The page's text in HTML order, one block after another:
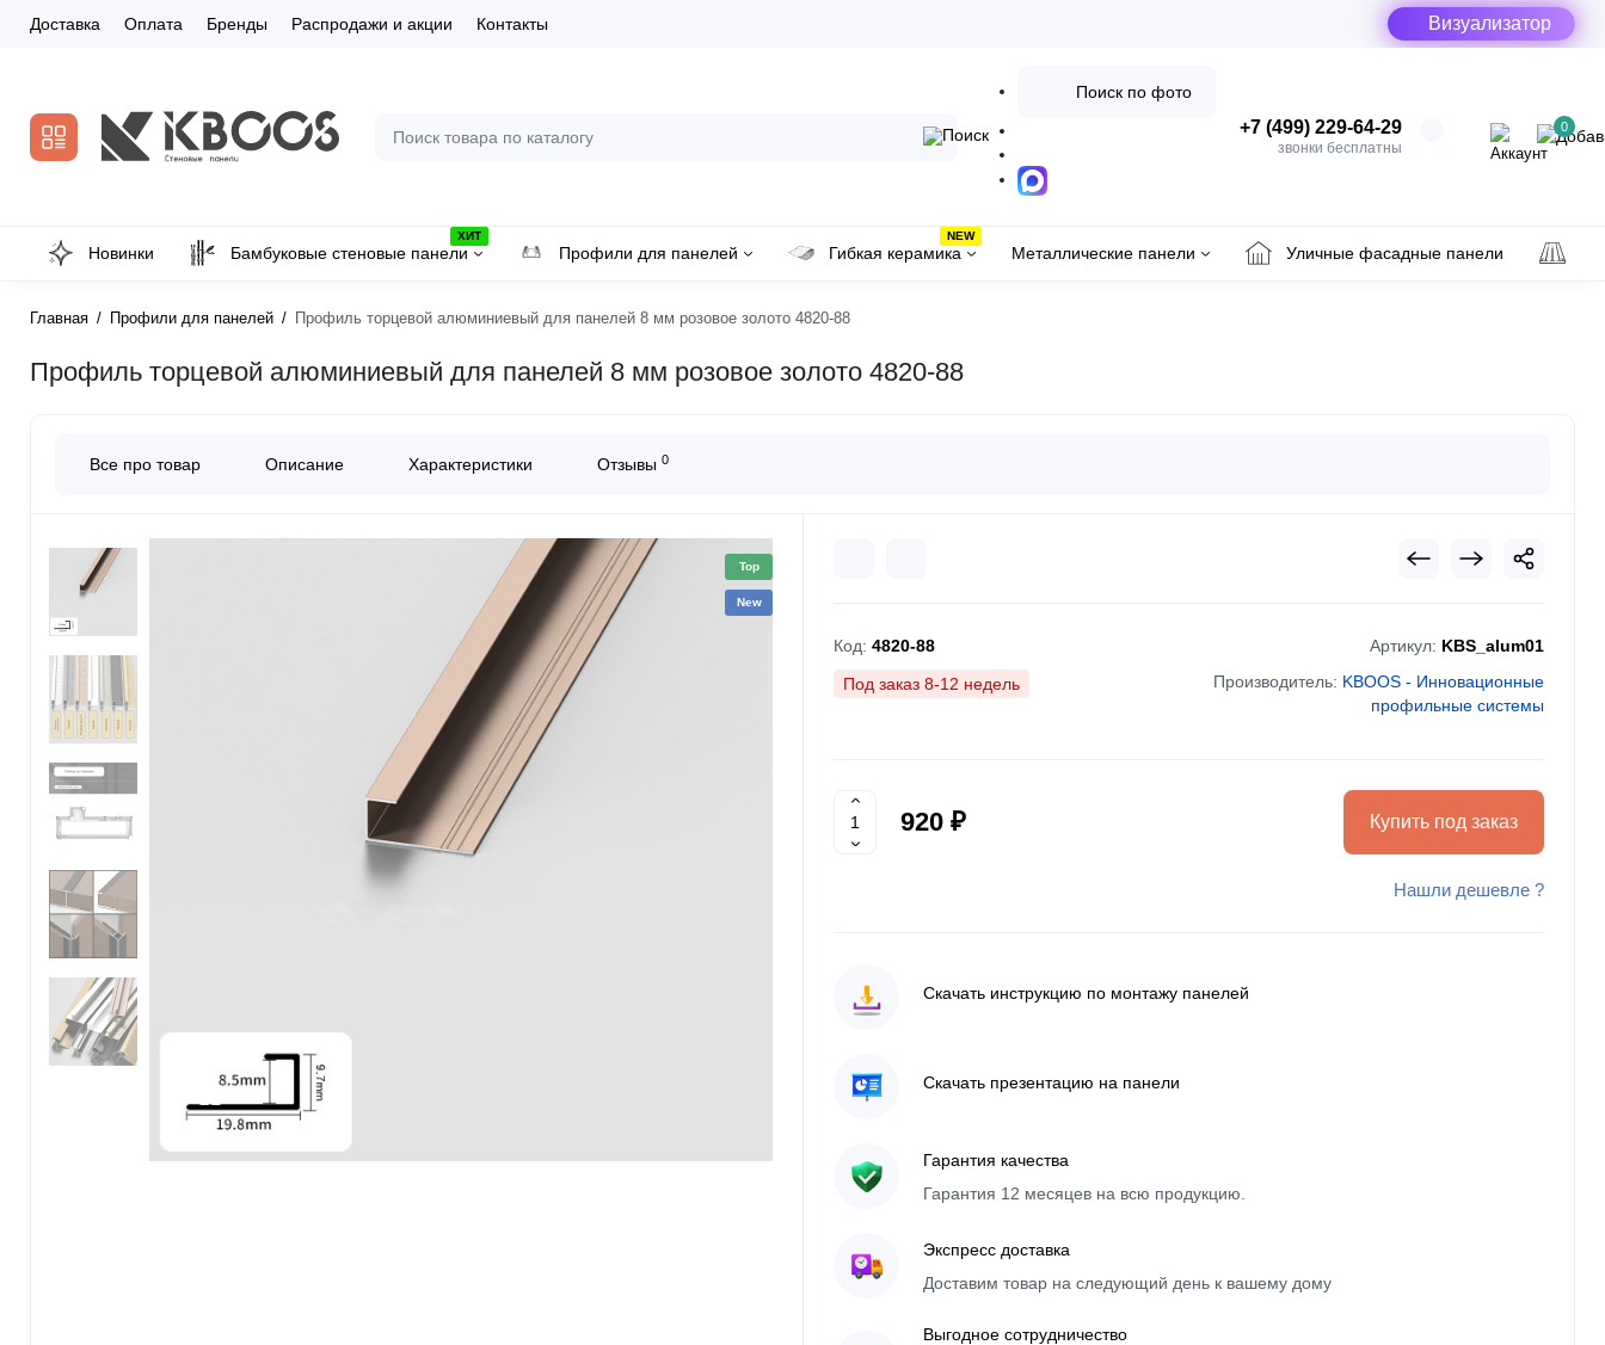
Визуализатор
Доставка Оплата Бренды Распродажи и акции Контакты
+7 (499) 229-64-29
звонки бесплатны
0
Поиск по фото
Новинки
ХИТ
Бамбуковые стеновые панели Профили для панелей
NEW
Гибкая керамика Металлические панели Уличные фасадные панели
Главная Профили для панелей Профиль торцевой алюминиевый для панелей 8 мм розовое золото 4820-88
Профиль торцевой алюминиевый для панелей 8 мм розовое золото 4820-88
Все про товар Описание Характеристики Отзывы 0
Top
New
Код: 4820-88 Артикул: KBS_alum01
Производитель: KBOOS - Инновационные
профильные системы
Под заказ 8-12 недель
920 ₽ Купить под заказ
Нашли дешевле ?
Скачать инструкцию по монтажу панелей
Скачать презентацию на панели
Гарантия качества
Гарантия 12 месяцев на всю продукцию.
Экспресс доставка
Доставим товар на следующий день к вашему дому
Выгодное сотрудничество